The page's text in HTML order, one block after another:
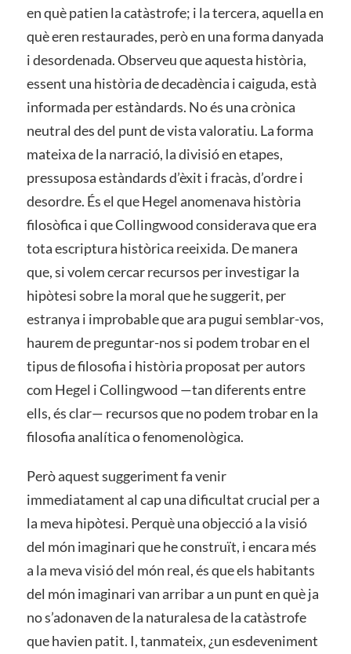
en què patien la catàstrofe; i la tercera, aquella en
què eren restaurades, però en una forma danyada
i desordenada. Observeu que aquesta història,
essent una història de decadència i caiguda, està
informada per estàndards. No és una crònica
neutral des del punt de vista valoratiu. La forma
mateixa de la narració, la divisió en etapes,
pressuposa estàndards d’èxit i fracàs, d’ordre i
desordre. És el que Hegel anomenava història
filosòfica i que Collingwood considerava que era
tota escriptura històrica reeixida. De manera
que, si volem cercar recursos per investigar la
hipòtesi sobre la moral que he suggerit, per
estranya i improbable que ara pugui semblar-vos,
haurem de preguntar-nos si podem trobar en el
tipus de filosofia i història proposat per autors
com Hegel i Collingwood —tan diferents entre
ells, és clar— recursos que no podem trobar en la
filosofia analítica o fenomenològica.
Però aquest suggeriment fa venir
immediatament al cap una dificultat crucial per a
la meva hipòtesi. Perquè una objecció a la visió
del món imaginari que he construït, i encara més
a la meva visió del món real, és que els habitants
del món imaginari van arribar a un punt en què ja
no s’adonaven de la naturalesa de la catàstrofe
que havien patit. I, tanmateix, ¿un esdeveniment